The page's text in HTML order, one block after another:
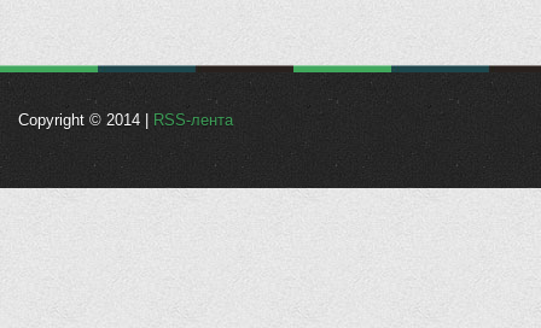
Copyright © 2014 | RSS-лента